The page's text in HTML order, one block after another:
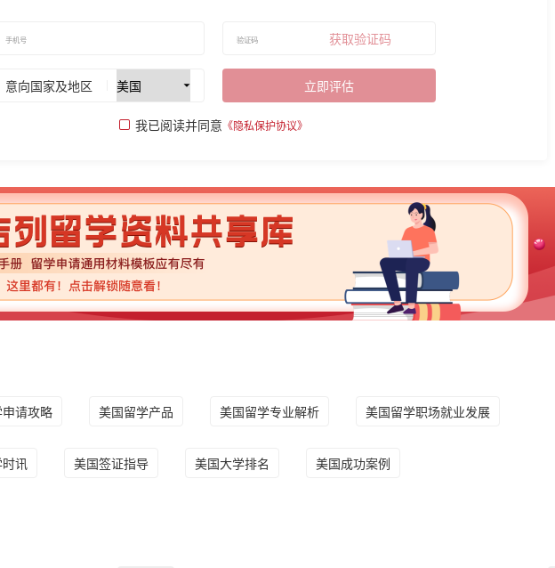
获取验证码
意向国家及地区 立即评估
我已阅读并同意 《隐私保护协议》
请攻略 美国留学产品 美国留学专业解析 美国留学职场就业发展
时讯 美国签证指导 美国大学排名 美国成功案例